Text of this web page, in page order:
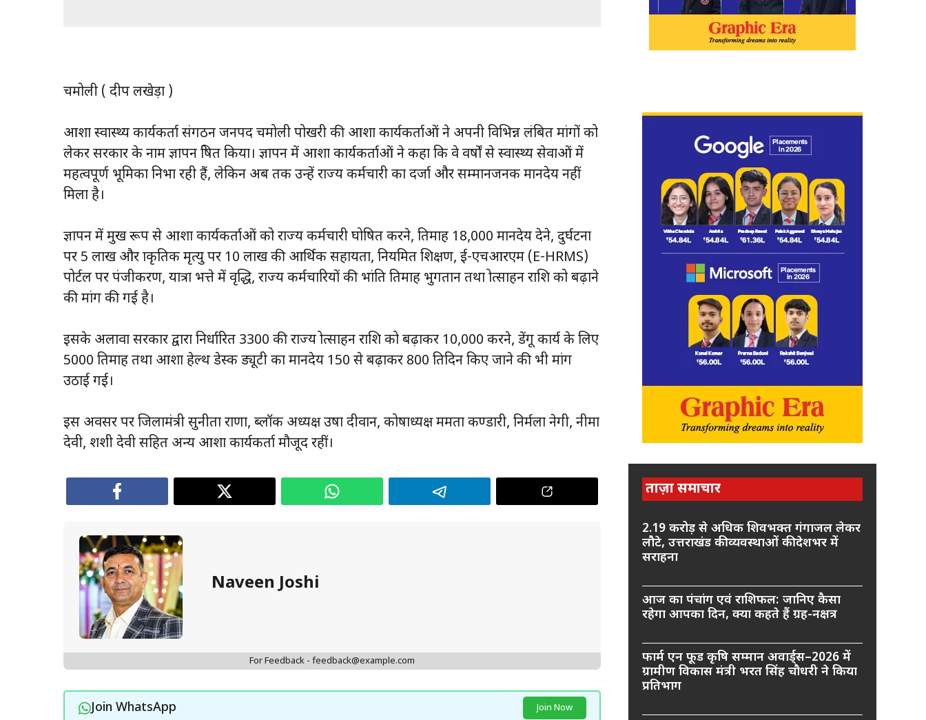
चमोली ( प्रदीप लखेड़ा )
आशा स्वास्थ्य कार्यकर्ता संगठन जनपद चमोली पोखरी की आशा कार्यकर्ताओं ने अपनी विभिन्न लंबित मांगों को
लेकर सरकार के नाम ज्ञापन प्रेषित किया। ज्ञापन में आशा कार्यकर्ताओं ने कहा कि वे वर्षों से स्वास्थ्य सेवाओं में
महत्वपूर्ण भूमिका निभा रही हैं, लेकिन अब तक उन्हें राज्य कर्मचारी का दर्जा और सम्मानजनक मानदेय नहीं
मिला है।
ज्ञापन में प्रमुख रूप से आशा कार्यकर्ताओं को राज्य कर्मचारी घोषित करने, प्रतिमाह ₹18,000 मानदेय देने, दुर्घटना
पर ₹5 लाख और प्राकृतिक मृत्यु पर ₹10 लाख की आर्थिक सहायता, नियमित प्रशिक्षण, ई-एचआरएम (E-HRMS)
पोर्टल पर पंजीकरण, यात्रा भत्ते में वृद्धि, राज्य कर्मचारियों की भांति प्रतिमाह भुगतान तथा प्रोत्साहन राशि को बढ़ाने
की मांग की गई है।
इसके अलावा सरकार द्वारा निर्धारित ₹3300 की राज्य प्रोत्साहन राशि को बढ़ाकर ₹10,000 करने, डेंगू कार्य के लिए
₹5000 प्रतिमाह तथा आशा हेल्थ डेस्क ड्यूटी का मानदेय ₹150 से बढ़ाकर ₹800 प्रतिदिन किए जाने की भी मांग
उठाई गई।
इस अवसर पर जिलामंत्री सुनीता राणा, ब्लॉक अध्यक्ष उषा दीवान, कोषाध्यक्ष ममता कण्डारी, निर्मला नेगी, नीमा
देवी, शशी देवी सहित अन्य आशा कार्यकर्ता मौजूद रहीं।
Naveen Joshi
For Feedback - feedback@example.com
Join WhatsApp Join Now
ताज़ा समाचार
2.19 करोड़ से अधिक शिवभक्त गंगाजल लेकर
लौटे, उत्तराखंड की व्यवस्थाओं की देशभर में
सराहना
आज का पंचांग एवं राशिफल: जानिए कैसा
रहेगा आपका दिन, क्या कहते हैं ग्रह-नक्षत्र
फार्म एन फूड कृषि सम्मान अवार्ड्स–2026 में
ग्रामीण विकास मंत्री भरत सिंह चौधरी ने किया
प्रतिभाग